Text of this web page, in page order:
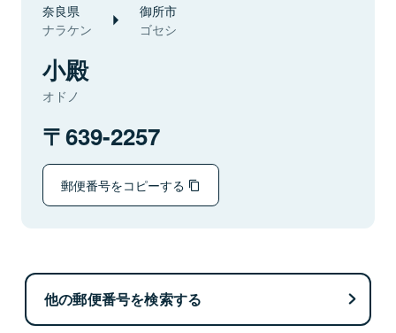
奈良県
ナラケン
御所市
ゴセシ
小殿
オドノ
639-2257
郵便番号をコピーする
他の郵便番号を検索する